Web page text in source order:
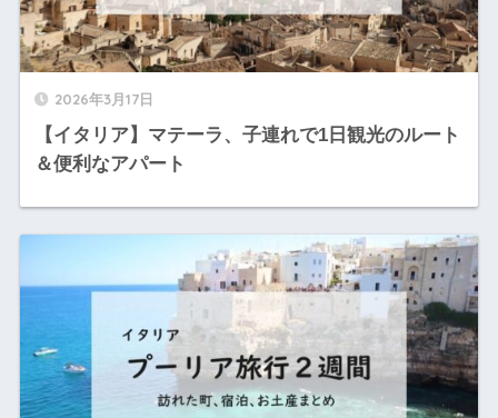
2026年3月17日
【イタリア】マテーラ、子連れで1日観光のルート
＆便利なアパート